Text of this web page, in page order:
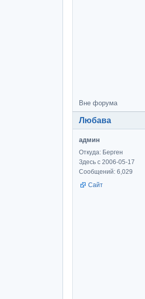
Вне форума
Любава
админ
Откуда: Берген
Здесь с 2006-05-17
Сообщений: 6,029
Сайт